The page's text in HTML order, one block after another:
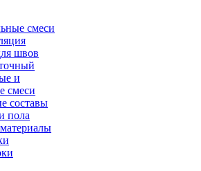
смеси
швов
и
смеси
составы
пола